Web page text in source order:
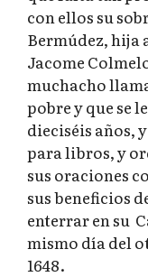
con ellos su
Bermúdez, hija
Jacome
muchacho
pobre y que se
dieciséis años,
para libros, y
sus oraciones
sus beneficios
enterrar en su
mismo día del
1648.